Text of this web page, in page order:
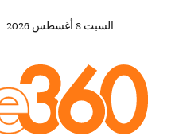
السبت 8 أغسطس 2026